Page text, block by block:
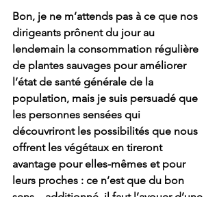
Bon, je ne m’attends pas à ce que nos
dirigeants prônent du jour au
lendemain la consommation régulière
de plantes sauvages pour améliorer
l’état de santé générale de la
population, mais je suis persuadé que
les personnes sensées qui
découvriront les possibilités que nous
offrent les végétaux en tireront
avantage pour elles-mêmes et pour
leurs proches : ce n’est que du bon